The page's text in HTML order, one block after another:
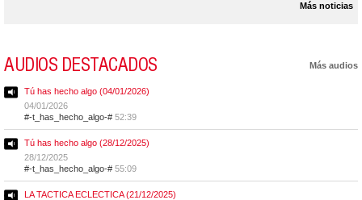
Más noticias
AUDIOS DESTACADOS Más audios
Tú has hecho algo (04/01/2026)
04/01/2026
#-t_has_hecho_algo-# 52:39
Tú has hecho algo (28/12/2025)
28/12/2025
#-t_has_hecho_algo-# 55:09
LA TACTICA ECLECTICA (21/12/2025)